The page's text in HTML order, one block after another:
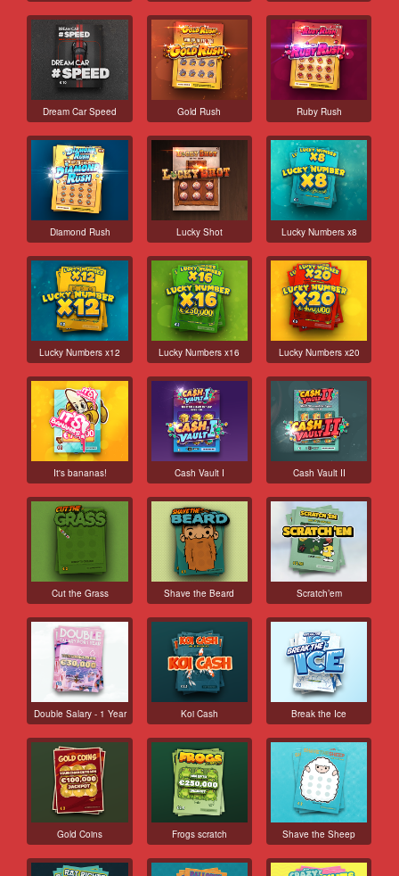
Dream Car Speed Gold Rush Ruby Rush
Diamond Rush Lucky Shot Lucky Numbers x8
Lucky Numbers x12 Lucky Numbers x16 Lucky Numbers x20
It's bananas! Cash Vault I Cash Vault II
Cut the Grass Shave the Beard Scratch’em
Double Salary - 1 Year Koi Cash Break the Ice
Gold Coins Frogs scratch Shave the Sheep